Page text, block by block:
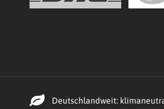
Deutschlandweit: